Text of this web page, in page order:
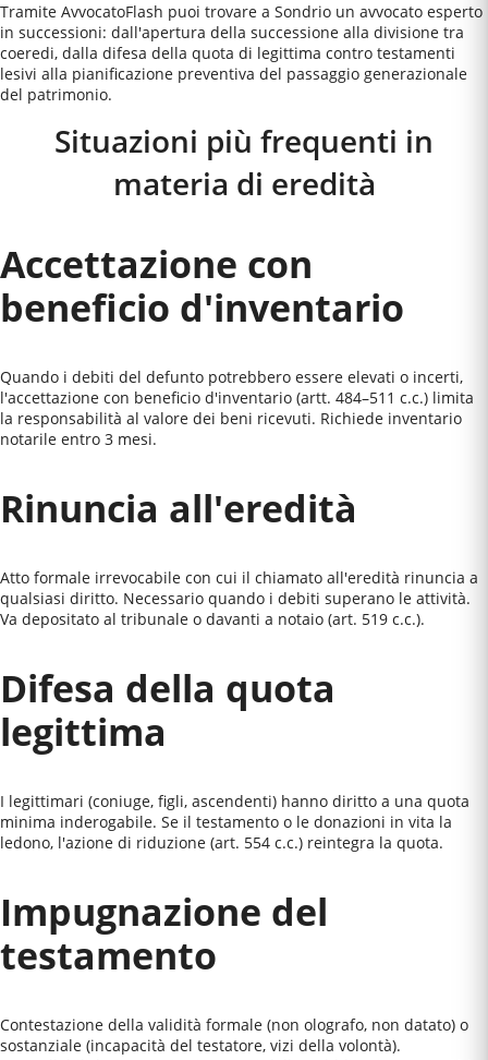
Tramite AvvocatoFlash puoi trovare a Sondrio un avvocato esperto
in successioni: dall'apertura della successione alla divisione tra
coeredi, dalla difesa della quota di legittima contro testamenti
lesivi alla pianificazione preventiva del passaggio generazionale
del patrimonio.
Situazioni più frequenti in
materia di eredità
Accettazione con
beneficio d'inventario
Quando i debiti del defunto potrebbero essere elevati o incerti,
l'accettazione con beneficio d'inventario (artt. 484–511 c.c.) limita
la responsabilità al valore dei beni ricevuti. Richiede inventario
notarile entro 3 mesi.
Rinuncia all'eredità
Atto formale irrevocabile con cui il chiamato all'eredità rinuncia a
qualsiasi diritto. Necessario quando i debiti superano le attività.
Va depositato al tribunale o davanti a notaio (art. 519 c.c.).
Difesa della quota
legittima
I legittimari (coniuge, figli, ascendenti) hanno diritto a una quota
minima inderogabile. Se il testamento o le donazioni in vita la
ledono, l'azione di riduzione (art. 554 c.c.) reintegra la quota.
Impugnazione del
testamento
Contestazione della validità formale (non olografo, non datato) o
sostanziale (incapacità del testatore, vizi della volontà).